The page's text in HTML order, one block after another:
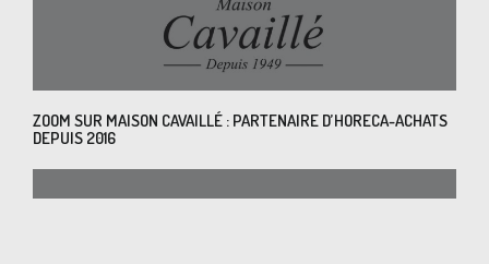
ZOOM SUR MAISON CAVAILLÉ : PARTENAIRE D’HORECA-ACHATS
DEPUIS 2016